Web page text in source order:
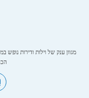
מגוון ענק של וילות ודירות